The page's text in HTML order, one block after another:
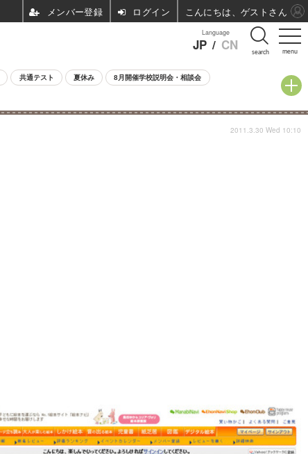
menu
Language
JP / CN search
共通テスト 夏休み 8月開催学校説明会・相談会
2011.3.30 Wed 10:10
ログイン こんにちは、ゲストさん